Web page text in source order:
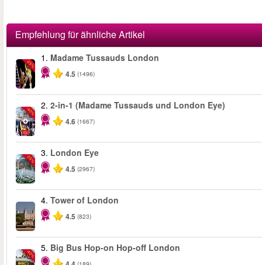
Empfehlung für ähnliche Artikel
-25%
1. Madame Tussauds London
4.5 (1496)
-40%
2. 2-in-1 (Madame Tussauds und London Eye)
4.6 (1667)
-25%
3. London Eye
4.5 (2967)
4. Tower of London
4.5 (823)
-40%
5. Big Bus Hop-on Hop-off London